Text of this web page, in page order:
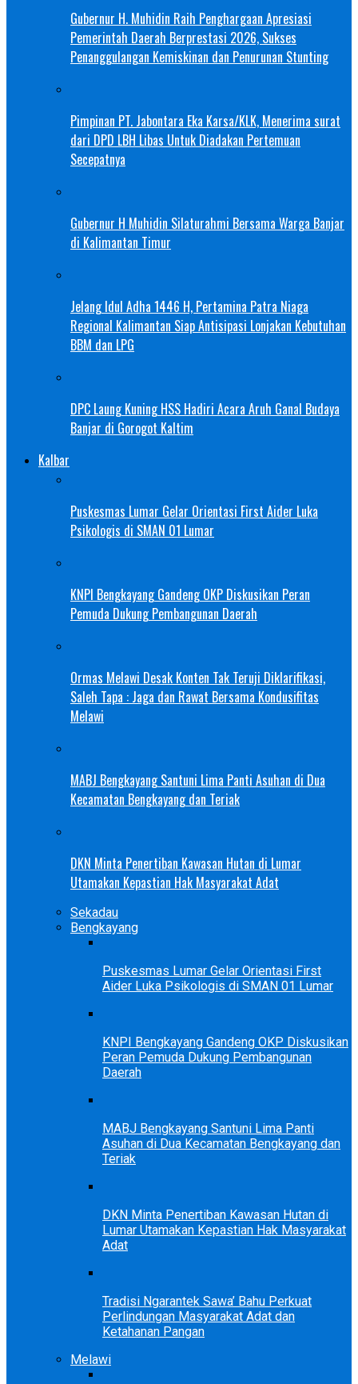
Gubernur H. Muhidin Raih Penghargaan Apresiasi
Pemerintah Daerah Berprestasi 2026, Sukses
Penanggulangan Kemiskinan dan Penurunan Stunting
Pimpinan PT. Jabontara Eka Karsa/KLK, Menerima surat
dari DPD LBH Libas Untuk Diadakan Pertemuan
Secepatnya
Gubernur H Muhidin Silaturahmi Bersama Warga Banjar
di Kalimantan Timur
Jelang Idul Adha 1446 H, Pertamina Patra Niaga
Regional Kalimantan Siap Antisipasi Lonjakan Kebutuhan
BBM dan LPG
DPC Laung Kuning HSS Hadiri Acara Aruh Ganal Budaya
Banjar di Gorogot Kaltim
Kalbar
Puskesmas Lumar Gelar Orientasi First Aider Luka
Psikologis di SMAN 01 Lumar
KNPI Bengkayang Gandeng OKP Diskusikan Peran
Pemuda Dukung Pembangunan Daerah
Ormas Melawi Desak Konten Tak Teruji Diklarifikasi,
Saleh Tapa : Jaga dan Rawat Bersama Kondusifitas
Melawi
MABJ Bengkayang Santuni Lima Panti Asuhan di Dua
Kecamatan Bengkayang dan Teriak
DKN Minta Penertiban Kawasan Hutan di Lumar
Utamakan Kepastian Hak Masyarakat Adat
Sekadau
Bengkayang
Puskesmas Lumar Gelar Orientasi First
Aider Luka Psikologis di SMAN 01 Lumar
KNPI Bengkayang Gandeng OKP Diskusikan
Peran Pemuda Dukung Pembangunan
Daerah
MABJ Bengkayang Santuni Lima Panti
Asuhan di Dua Kecamatan Bengkayang dan
Teriak
DKN Minta Penertiban Kawasan Hutan di
Lumar Utamakan Kepastian Hak Masyarakat
Adat
Tradisi Ngarantek Sawa’ Bahu Perkuat
Perlindungan Masyarakat Adat dan
Ketahanan Pangan
Melawi